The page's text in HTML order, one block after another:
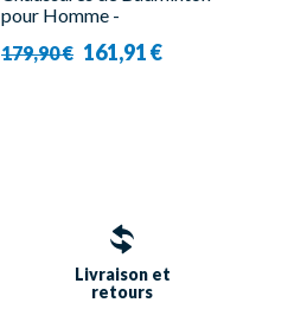
pour Homme -
Victor
179,90 € 161,91 €
Livraison et
retours